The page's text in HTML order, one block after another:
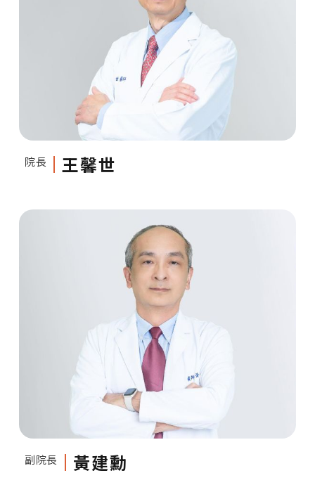
院長 王馨世
副院長 黃建勳